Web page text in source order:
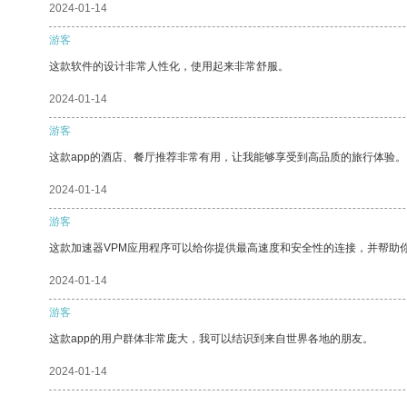
2024-01-14
游客
这款软件的设计非常人性化，使用起来非常舒服。
2024-01-14
游客
这款app的酒店、餐厅推荐非常有用，让我能够享受到高品质的旅行体验。
2024-01-14
游客
这款加速器VPM应用程序可以给你提供最高速度和安全性的连接，并帮助
2024-01-14
游客
这款app的用户群体非常庞大，我可以结识到来自世界各地的朋友。
2024-01-14